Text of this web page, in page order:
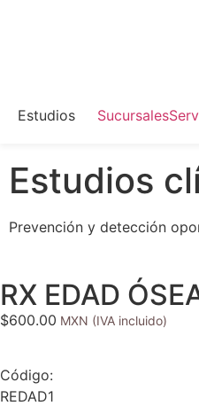
Estudios Sucursales
Estudios
Prevención y detección
RX EDAD
$600.00
Código:
REDAD1